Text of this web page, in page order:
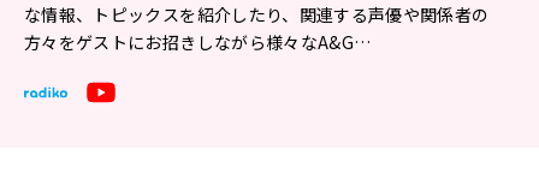
な情報、トピックスを紹介したり、関連する声優や関係者の
方々をゲストにお招きしながら様々なA&G…